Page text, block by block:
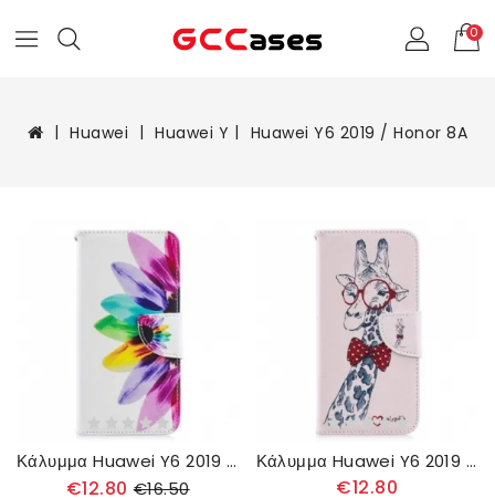
0
Huawei Huawei Y Huawei Y6 2019 / Honor 8A
Κάλυμμα Huawei Y6 2019 / Honor 8A Ακουαρέλα Λουλούδι
€12.80 €16.50
Κάλυμμα Huawei Y6 2019 / Honor 8A Εξυπνάδα Καμηλοπάρδαλη
€12.80